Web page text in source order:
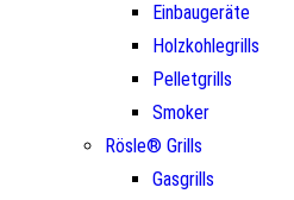
Einbaugeräte
Holzkohlegrills
Pelletgrills
Smoker
Rösle® Grills
Gasgrills